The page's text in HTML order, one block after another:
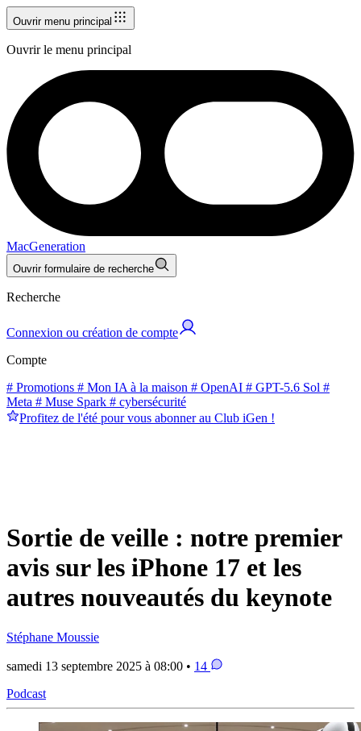
Ouvrir menu principal
Ouvrir le menu principal
MacGeneration
Ouvrir formulaire de recherche
Recherche
Connexion ou création de compte
Compte
# Promotions # Mon IA à la maison # OpenAI # GPT-5.6 Sol #
Meta # Muse Spark # cybersécurité
Profitez de l'été pour vous abonner au Club iGen !
Sortie de veille : notre premier
avis sur les iPhone 17 et les
autres nouveautés du keynote
Stéphane Moussie
samedi 13 septembre 2025 à 08:00 • 14
Podcast